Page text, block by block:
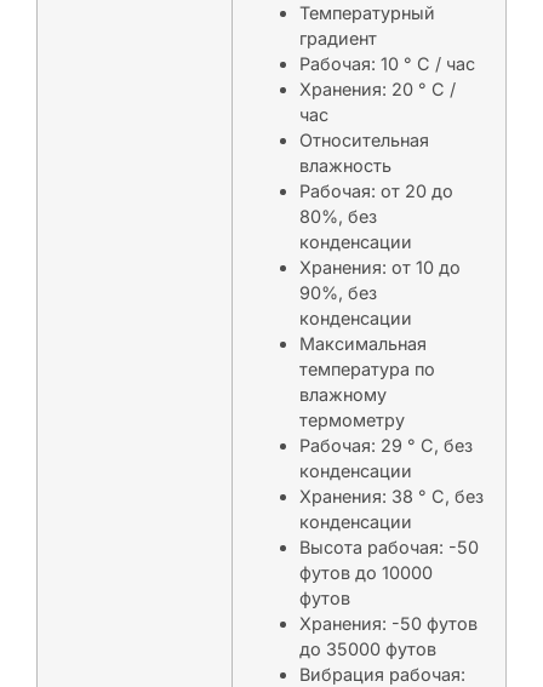
Температурный
градиент
Рабочая: 10 ° C / час
Хранения: 20 ° C /
час
Относительная
влажность
Рабочая: от 20 до
80%, без
конденсации
Хранения: от 10 до
90%, без
конденсации
Максимальная
температура по
влажному
термометру
Рабочая: 29 ° C, без
конденсации
Хранения: 38 ° C, без
конденсации
Высота рабочая: -50
футов до 10000
футов
Хранения: -50 футов
до 35000 футов
Вибрация рабочая: